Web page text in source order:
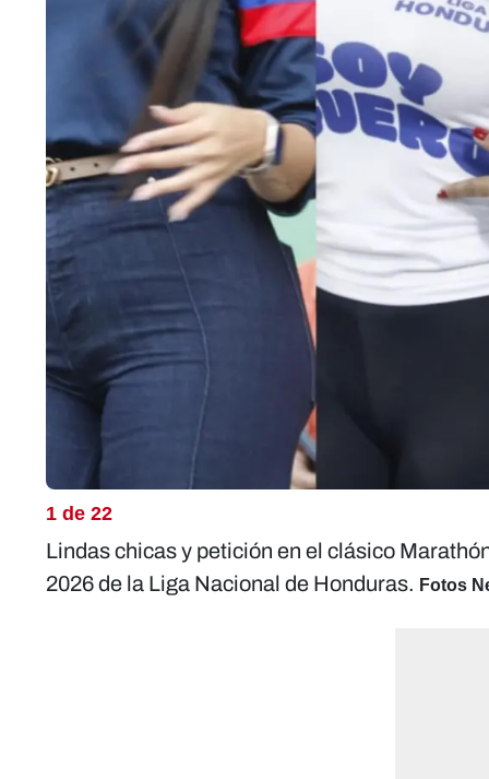
1 de 22
Lindas chicas y petición en el clásico
2026 de la Liga Nacional de Honduras. Fotos